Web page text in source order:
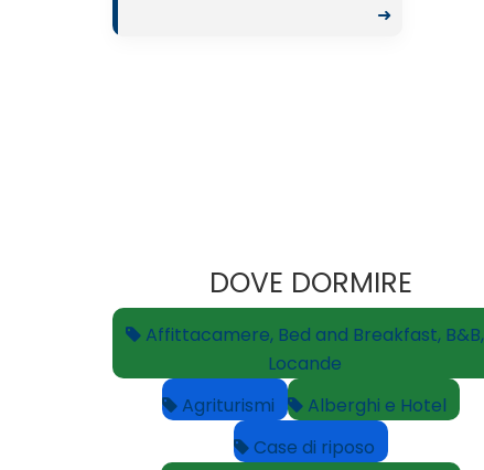
➜
DOVE DORMIRE
Affittacamere, Bed and Breakfast, B&B,
Locande
Agriturismi
Alberghi e Hotel
Case di riposo